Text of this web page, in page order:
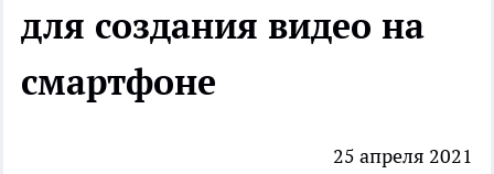
для создания видео на
смартфоне
25 апреля 2021